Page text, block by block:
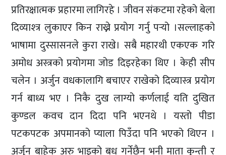
प्रतिरक्षात्मक प्रहारमा लागिरहे । जीवन संकटमा रहेको बेला
दिव्याश्त्र लुकाएर किन राख्ने प्रयोग गर्नु पर्‍यो ।सल्लाहको
भाषामा दुस्सासनले कुरा राखे। सबै महारथी एकएक गरि
अमोध अस्त्रको प्रयोगमा जोड दिइरहेका थिए । केही सीप
चलेन । अर्जुन वधकालागि बचाएर राखेको दिव्यास्त्र प्रयोग
गर्न बाध्य भए । निकै दुख लाग्यो कर्णलाई यति दुखित
कुण्डल कवच दान दिदा पनि भएनथे । यस्तो पीडा
पटकपटक अपमानको प्याला पिउँदा पनि भएको थिएन ।
अर्जुन बाहेक अरु भाइको बध गर्नेछैन भनी माता कुन्ती र